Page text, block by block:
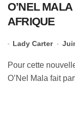
O’NEL
AFRIQUE
Lady Carter
Pour cette nouvelle édition de THE VOICE AFRIQUE,
O’Nel Mala fait